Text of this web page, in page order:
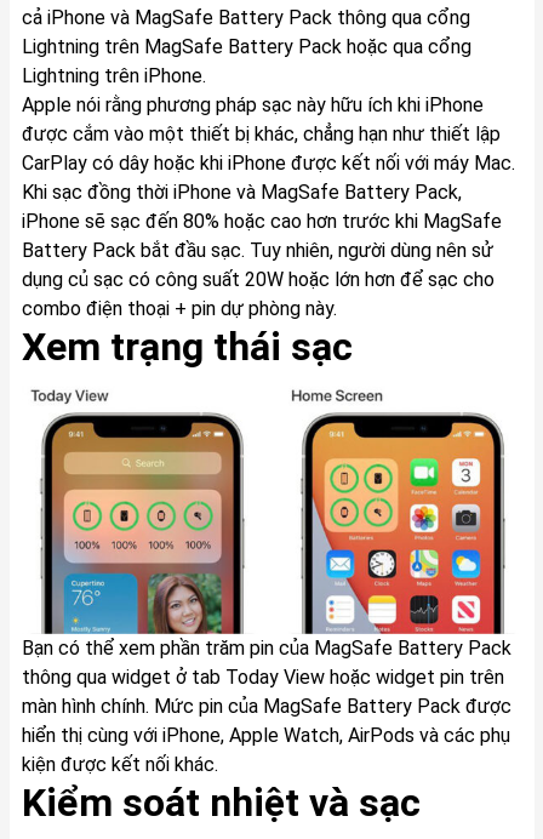
cả ‌iPhone‌ và MagSafe Battery Pack thông qua cổng
Lightning trên MagSafe Battery Pack hoặc qua cổng
Lightning trên ‌iPhone‌.
Apple nói rằng phương pháp sạc này hữu ích khi ‌iPhone‌
được cắm vào một thiết bị khác, chẳng hạn như thiết lập
CarPlay có dây hoặc khi ‌iPhone‌ được kết nối với máy Mac.
Khi sạc đồng thời ‌iPhone‌ và MagSafe Battery Pack,
‌iPhone‌ sẽ sạc đến 80% hoặc cao hơn trước khi MagSafe
Battery Pack bắt đầu sạc. Tuy nhiên, người dùng nên sử
dụng củ sạc có công suất 20W hoặc lớn hơn để sạc cho
combo điện thoại + pin dự phòng này.
Xem trạng thái sạc
Bạn có thể xem phần trăm pin của MagSafe Battery Pack
thông qua widget ở tab Today View hoặc widget pin trên
màn hình chính. Mức pin của MagSafe Battery Pack được
hiển thị cùng với ‌iPhone‌, Apple Watch, AirPods và các phụ
kiện được kết nối khác.
Kiểm soát nhiệt và sạc